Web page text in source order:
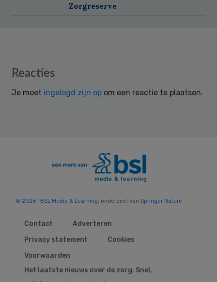
Zorgreserve
Reader
Reacties
Je moet ingelogd zijn op om een reactie te plaatsen.
© 2026 | BSL Media & Learning, onderdeel van Springer Nature
Contact
Adverteren
Privacy statement
Cookies
Voorwaarden
Het laatste nieuws over de zorg. Snel,